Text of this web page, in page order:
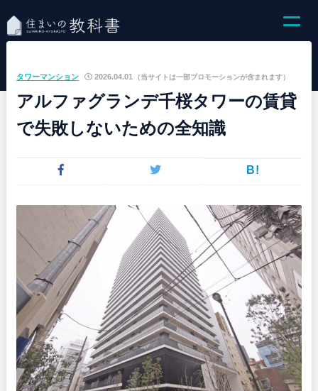
（当サイトは一部プロモーションが含まれます）
タワーマンション 2026.04.01
アルファグランデ千桜タワーの賃貸
で失敗しないための全知識
B!